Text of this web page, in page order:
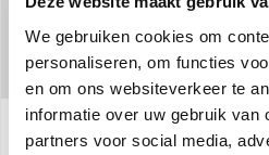
We gebruiken cookies om
personaliseren, om functies
en om ons websiteverkeer te
informatie over uw gebruik van
partners voor social media,